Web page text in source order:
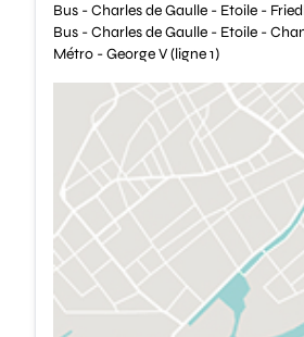
Bus - Charles de Gaulle - Etoile -
Bus - Charles de Gaulle - Etoile -
Métro - George V (ligne 1)